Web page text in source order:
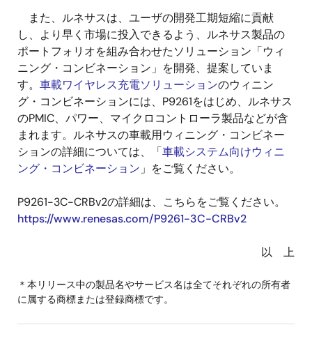
また、ルネサスは、ユーザの開発工期短縮に貢献
し、より早く市場に投入できるよう、ルネサス製品の
ポートフォリオを組み合わせたソリューション「ウィ
ニング・コンビネーション」を開発、提案していま
す。 車載ワイヤレス充電ソリューションのウィニン
グ・コンビネーションには、P9261をはじめ、ルネサス
のPMIC、パワー、マイクロコントローラ製品などが含
まれます。ルネサスの車載用ウィニング・コンビネー
ションの詳細については、「車載システム向けウィニ
ング・コンビネーション 」をご覧ください。
P9261-3C-CRBv2の詳細は、こちらをご覧ください。
https://www.renesas.com/P9261-3C-CRBv2
以 上
＊本リリース中の製品名やサービス名は全てそれぞれの所有者
に属する商標または登録商標です。